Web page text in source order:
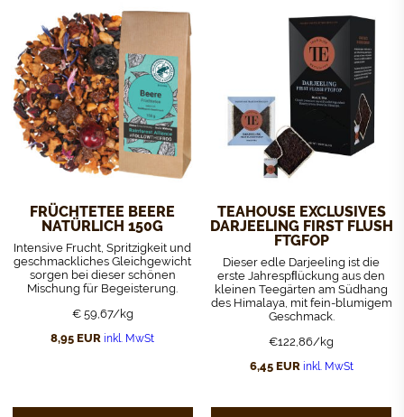
FRÜCHTETEE BEERE
NATÜRLICH 150G
Intensive Frucht, Spritzigkeit und
geschmackliches Gleichgewicht
sorgen bei dieser schönen
Mischung für Begeisterung.
€ 59,67/kg
8,95EUR inkl. MwSt
TEAHOUSE EXCLUSIVES
DARJEELING FIRST FLUSH
FTGFOP
Dieser edle Darjeeling ist die
erste Jahrespﬂückung aus den
kleinen Teegärten am Südhang
des Himalaya, mit fein-blumigem
Geschmack.
€122,86/kg
6,45 EUR inkl. MwSt